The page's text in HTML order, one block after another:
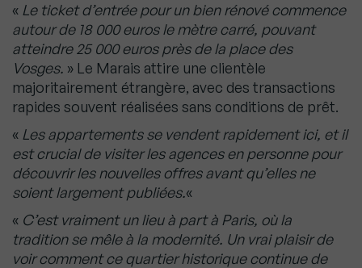
« Le ticket d’entrée pour un bien rénové commence
autour de 18 000 euros le mètre carré, pouvant
atteindre 25 000 euros près de la place des
Vosges. » Le Marais attire une clientèle
majoritairement étrangère, avec des transactions
rapides souvent réalisées sans conditions de prêt.
« Les appartements se vendent rapidement ici, et il
est crucial de visiter les agences en personne pour
découvrir les nouvelles offres avant qu’elles ne
soient largement publiées.«
« C’est vraiment un lieu à part à Paris, où la
tradition se mêle à la modernité. Un vrai plaisir de
voir comment ce quartier historique continue de